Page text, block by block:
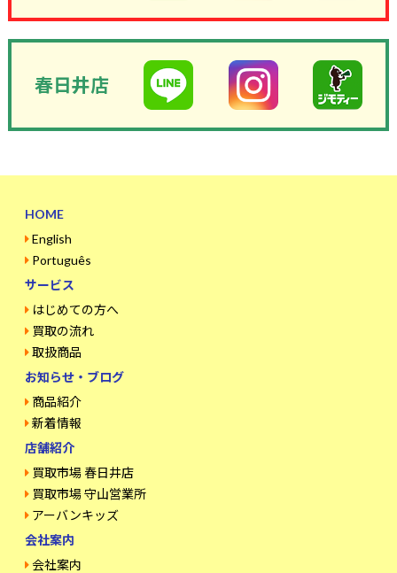
春日井店
HOME
English
Português
サービス
はじめての方へ
買取の流れ
取扱商品
お知らせ・ブログ
商品紹介
新着情報
店舗紹介
買取市場 春日井店
買取市場 守山営業所
アーバンキッズ
会社案内
会社案内